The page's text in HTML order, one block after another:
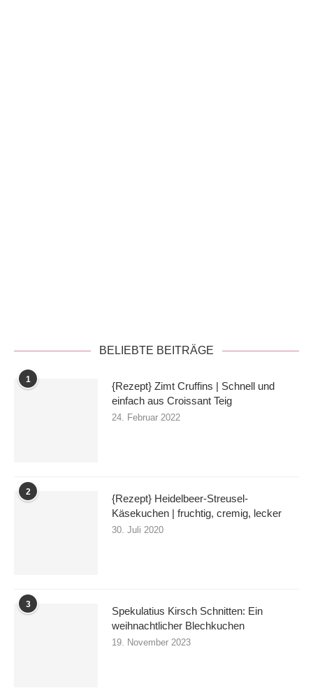
BELIEBTE BEITRÄGE
1
{Rezept} Zimt Cruffins | Schnell und
einfach aus Croissant Teig
24. Februar 2022
2
{Rezept} Heidelbeer-Streusel-
Käsekuchen | fruchtig, cremig, lecker
30. Juli 2020
3
Spekulatius Kirsch Schnitten: Ein
weihnachtlicher Blechkuchen
19. November 2023